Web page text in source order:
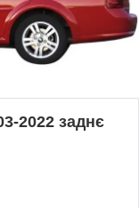
2022 заднє